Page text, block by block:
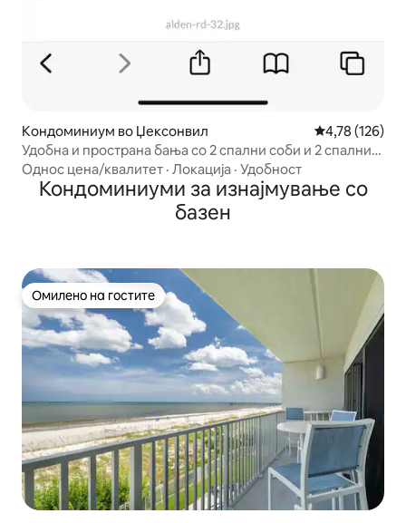
Кондоминиум во Џексонвил Просечна
4,78 (126)
Удобна и пространа бања со 2 спални соби и 2 спални
соби во близина на плажата Џекс
Однос цена/квалитет · Локација · Удобност
Кондоминиуми за изнајмување со
базен
Омилено на гостите
Омилено на гостите